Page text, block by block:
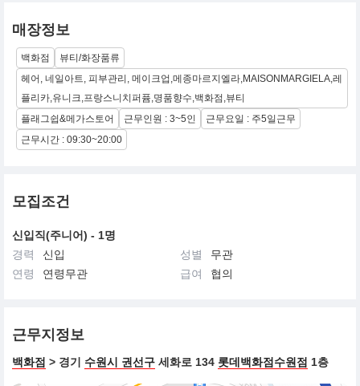
으로 보여지고 있습니다. 메종 마르지엘라의 현대적 우아함에 대한
독특한 접근은 세계적으로 인정받고 있습니다. 2014년부터 크리에
이티브 디렉터를 맡고 있는 존 갈리아노는 마르지엘라의 코드에 자
신의 시적 비전을 결합한 새로운 미학을 보여주고 있습니다.
매장정보
백화점
뷰티/화장품류
헤어, 네일아트, 피부관리, 메이크업,메종마르지엘라,MAISONMARGIELA,레
플리카,유니크,프랑스니치퍼퓸,명품향수,백화점,뷰티
플래그쉽&메가스토어
근무인원 : 3~5인
근무요일 : 주5일근무
근무시간 : 09:30~20:00
모집조건
신입직(주니어) - 1명
경력
신입 성별
무관
연령
연령무관 급여 협의
근무지정보
백화점 > 경기 수원시 권선구 세화로 134 롯데백화점수원점 1층